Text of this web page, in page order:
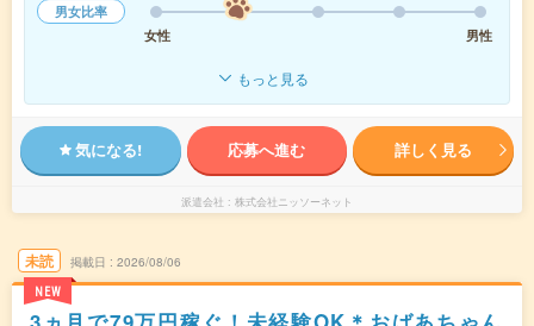
男女比率
女性
男性
もっと見る
気になる! 応募へ進む 詳しく見る
派遣会社 株式会社ニッソーネット
未読
NEW
掲載日 2026/08/06